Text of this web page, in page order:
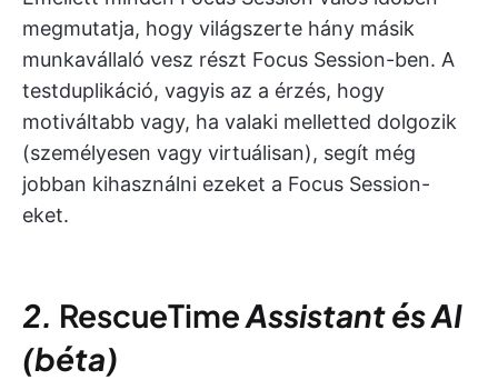
megmutatja, hogy világszerte hány másik
munkavállaló vesz részt Focus Session-ben. A
testduplikáció, vagyis az a érzés, hogy
motiváltabb vagy, ha valaki melletted dolgozik
(személyesen vagy virtuálisan), segít még
jobban kihasználni ezeket a Focus Session-
eket.
2. RescueTimeAssistant és AI
(béta)